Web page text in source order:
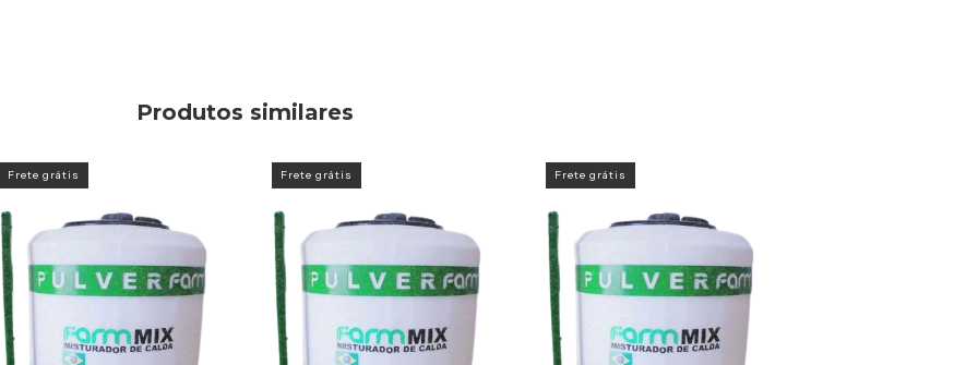
Produtos similares
Frete grátis Frete grátis Frete grátis